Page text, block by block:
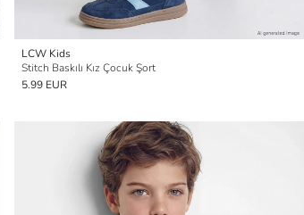
LCW Kids
Stitch Baskılı Kız Çocuk Şort
5.99 EUR